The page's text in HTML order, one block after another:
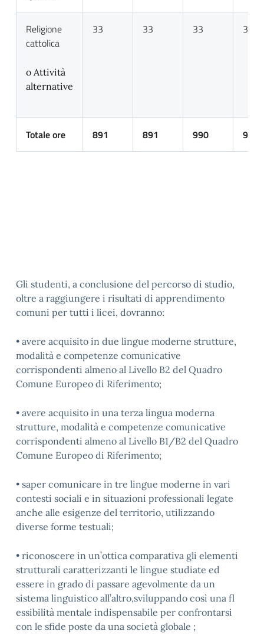
Religione
cattolica
o Attività
alternative
33 33 33 33
Totale ore 891 891 990 990
Gli studenti, a conclusione del percorso di studio,
oltre a raggiungere i risultati di apprendimento
comuni per tutti i licei, dovranno:
• avere acquisito in due lingue moderne strutture,
modalità e competenze comunicative
corrispondenti almeno al Livello B2 del Quadro
Comune Europeo di Riferimento;
• avere acquisito in una terza lingua moderna
strutture, modalità e competenze comunicative
corrispondenti almeno al Livello B1/B2 del Quadro
Comune Europeo di Riferimento;
• saper comunicare in tre lingue moderne in vari
contesti sociali e in situazioni professionali legate
anche alle esigenze del territorio, utilizzando
diverse forme testuali;
• riconoscere in un’ottica comparativa gli elementi
strutturali caratterizzanti le lingue studiate ed
essere in grado di passare agevolmente da un
sistema linguistico all’altro,sviluppando così una fl
essibilità mentale indispensabile per confrontarsi
con le sfide poste da una società globale ;